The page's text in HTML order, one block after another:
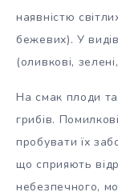
наявністю
бежевих). У
(оливкові,
На смак плоди
грибів.
пробувати їх
що сприяють
небезпечного,